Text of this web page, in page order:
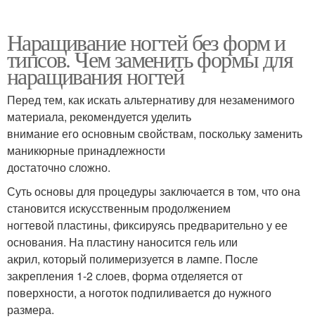
Наращивание ногтей без форм и
типсов. Чем заменить формы для
наращивания ногтей
Перед тем, как искать альтернативу для незаменимого
материала, рекомендуется уделить
внимание его основным свойствам, поскольку заменить
маникюрные принадлежности
достаточно сложно.
Суть основы для процедуры заключается в том, что она
становится искусственным продолжением
ногтевой пластины, фиксируясь предварительно у ее
основания. На пластину наносится гель или
акрил, который полимеризуется в лампе. После
закрепления 1-2 слоев, форма отделяется от
поверхности, а ноготок подпиливается до нужного
размера.